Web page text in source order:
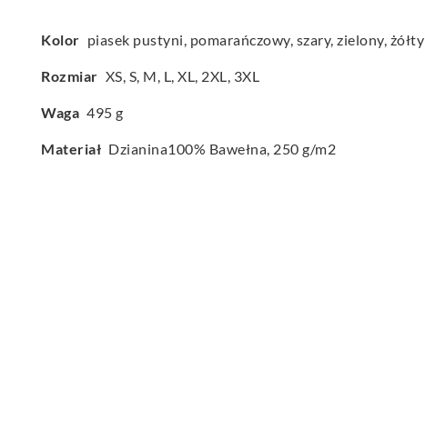
Kolor piasek pustyni, pomarańczowy, szary, zielony, żółty
Rozmiar XS, S, M, L, XL, 2XL, 3XL
Waga 495 g
Materiał Dzianina100% Bawełna, 250 g/m2